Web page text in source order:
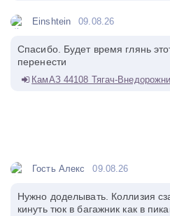
Einshtein 09.08.26
Спасибо. Будет время глянь
перенести
КамАЗ 44108 Тягач-
Гость Алекс 09.08.26
Нужно доделывать. Коллизия
кинуть тюк в багажник как в